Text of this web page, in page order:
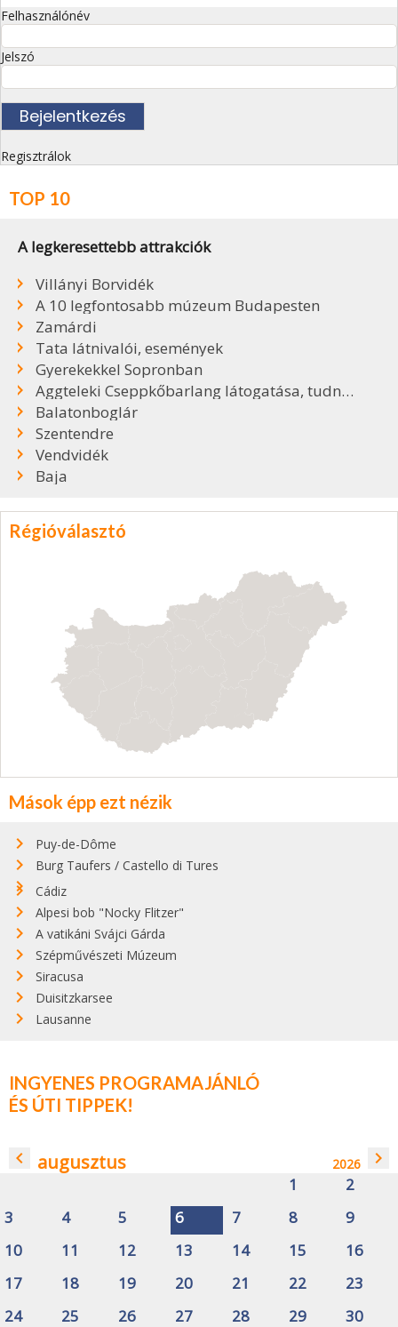
Felhasználónév
Jelszó
Regisztrálok
TOP 10
A legkeresettebb attrakciók
Villányi Borvidék
A 10 legfontosabb múzeum Budapesten
Zamárdi
Tata látnivalói, események
Gyerekekkel Sopronban
Aggteleki Cseppkőbarlang látogatása, tudnivalók
Balatonboglár
Szentendre
Vendvidék
Baja
Régióválasztó
Mások épp ezt nézik
Puy-de-Dôme
Burg Taufers / Castello di Tures
Cádiz
Alpesi bob "Nocky Flitzer"
A vatikáni Svájci Gárda
Szépművészeti Múzeum
Siracusa
Duisitzkarsee
Lausanne
INGYENES PROGRAMAJÁNLÓ
ÉS ÚTI TIPPEK!
navigate_before augusztus 2026 navigate_next
1
2
3
4 5 6 7 8
9
10
11 12 13 14 15
16
17
18 19 20 21 22
23
24
25 26 27 28 29
30